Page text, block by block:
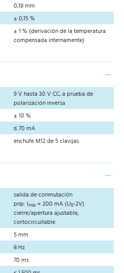
0,18 mm
± 0,15 %
± 1 % (derivación de la temperatura
compensada internamente)
9 V hasta 30 V CC, a prueba de
polarización inversa
± 10 %
≤ 70 mA
enchufe M12 de 5 clavijas
salida de conmutación
pnp: Imáx = 200 mA (UB-2V)
cierre/apertura ajustable,
cortocircuitable
5 mm
8 Hz
70 ms